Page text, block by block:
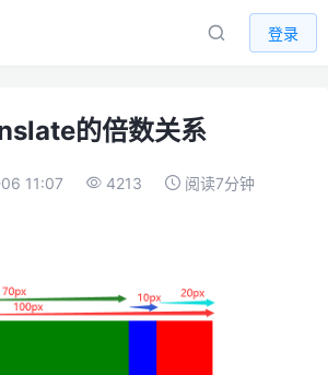
登录
的倍数关系
11:07 4213 阅读7分钟